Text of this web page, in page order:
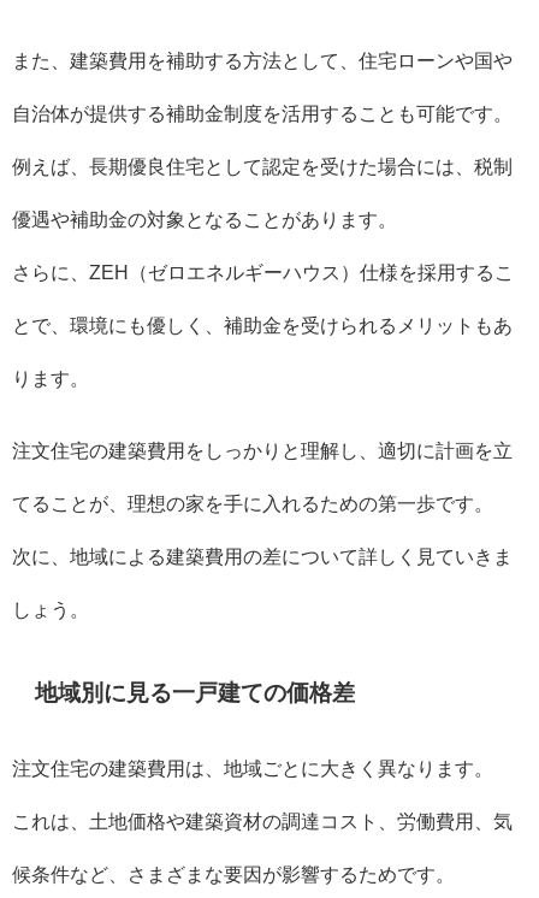
また、建築費用を補助する方法として、住宅ローンや国や
自治体が提供する補助金制度を活用することも可能です。
例えば、長期優良住宅として認定を受けた場合には、税制
優遇や補助金の対象となることがあります。
さらに、ZEH（ゼロエネルギーハウス）仕様を採用するこ
とで、環境にも優しく、補助金を受けられるメリットもあ
ります。
注文住宅の建築費用をしっかりと理解し、適切に計画を立
てることが、理想の家を手に入れるための第一歩です。
次に、地域による建築費用の差について詳しく見ていきま
しょう。
地域別に見る一戸建ての価格差
注文住宅の建築費用は、地域ごとに大きく異なります。
これは、土地価格や建築資材の調達コスト、労働費用、気
候条件など、さまざまな要因が影響するためです。